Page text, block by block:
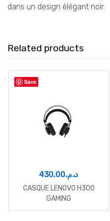
dans un design élégant noir.
Related products
Save
د.م.430,00
CASQUE LENOVO H300
GAMING